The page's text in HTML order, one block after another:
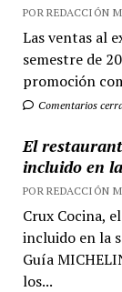
POR REDACCIÓN
Las ventas al
semestre de
promoción
Comentarios
El
incluido en
POR REDACCIÓN
Crux Cocina,
incluido en la
Guía
los...